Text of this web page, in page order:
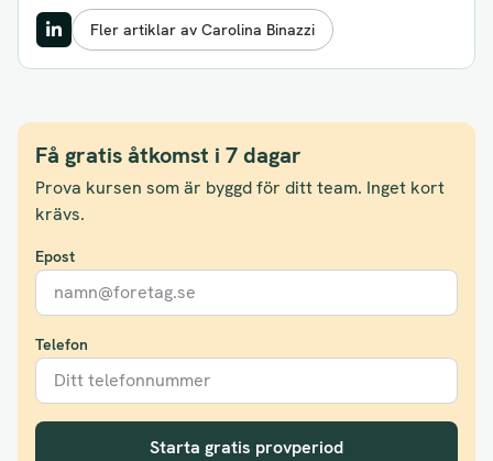
Fler artiklar av Carolina Binazzi
Få gratis åtkomst i 7 dagar
Prova kursen som är byggd för ditt team. Inget kort
krävs.
Epost
Telefon
Starta gratis provperiod